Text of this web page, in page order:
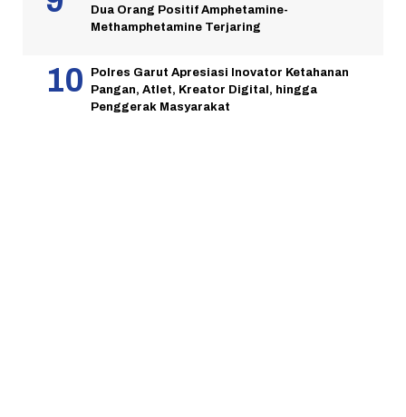
Dua Orang Positif Amphetamine-
Methamphetamine Terjaring
Polres Garut Apresiasi Inovator Ketahanan
Pangan, Atlet, Kreator Digital, hingga
Penggerak Masyarakat